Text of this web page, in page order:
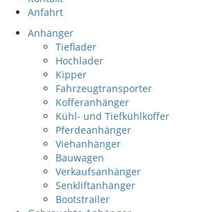
Anfahrt
Anhänger
Tieflader
Hochlader
Kipper
Fahrzeugtransporter
Kofferanhänger
Kühl- und Tiefkühlkoffer
Pferdeanhänger
Viehanhänger
Bauwagen
Verkaufsanhänger
Senkliftanhänger
Bootstrailer